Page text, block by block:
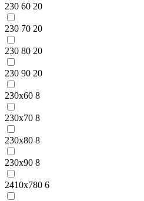
230 60 20
230 70 20
230 80 20
230 90 20
230x60 8
230x70 8
230x80 8
230x90 8
2410x780 6